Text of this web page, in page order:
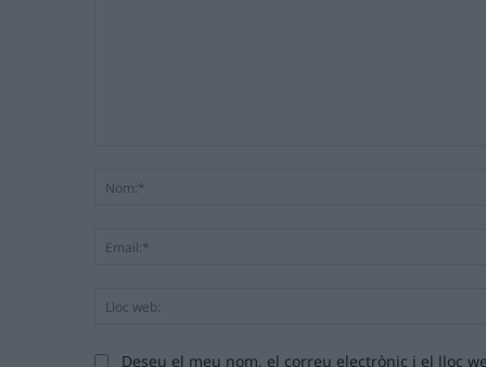
Deseu el meu nom, el correu electrònic i el lloc